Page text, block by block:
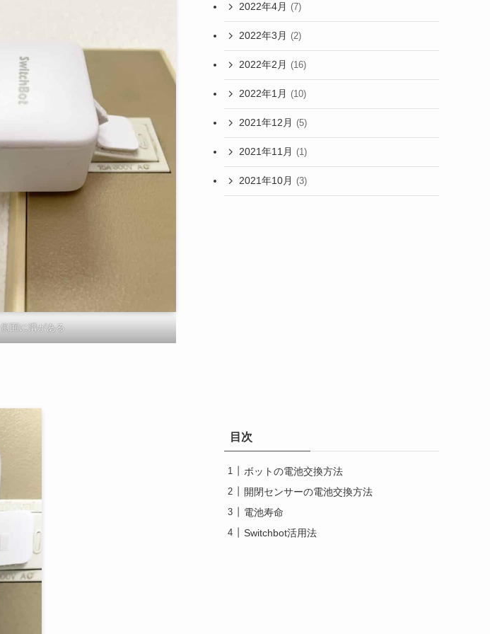
側面に溝がある
2022年4月 (7)
2022年3月 (2)
2022年2月 (16)
2022年1月 (10)
2021年12月 (5)
2021年11月 (1)
2021年10月 (3)
目次
ボットの電池交換方法
開閉センサーの電池交換方法
電池寿命
Switchbot活用法